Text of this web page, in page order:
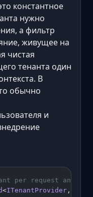
константное
нужно
а фильтр
живущее на
чистая
тенанта один
В
обычно
и
per request and
<ITenantProvider ,